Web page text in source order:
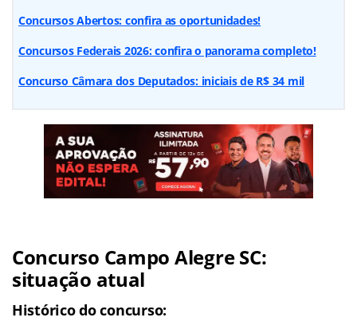
Concursos Abertos: confira as oportunidades!
Concursos Federais 2026: confira o panorama completo!
Concurso Câmara dos Deputados: iniciais de R$ 34 mil
Concurso Campo Alegre SC:
situação atual
Histórico do concurso: